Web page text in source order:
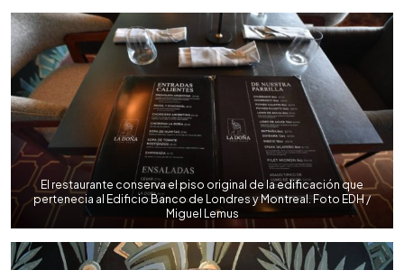
El restaurante conserva el piso original de la edificación que
pertenecia al Edificio Banco de Londres y Montreal. Foto EDH /
Miguel Lemus